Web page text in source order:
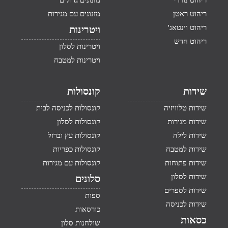
ריהוט ראטן
ריהוט וינטאג'
ריהוט חדש
מזנונים עם מגירות
ויטרינות
ויטרינות לסלון
ויטרינות למטבח
שידות
שידות טלוויזיה
שידות מגירות
שידות לילה
שידות למטבח
שידות פתוחות
שידות לסלון
שידות לספרים
שידות לכניסה
כסאות
קונסולות
קונסולות לכניסה לבית
קונסולות לסלון
קונסולות עץ וברזל
קונסולות כפריות
קונסולות עם מגירות
סלונים
ספות
כורסאות
שולחנות סלון